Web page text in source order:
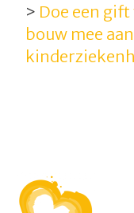
> Doe een
bouw mee